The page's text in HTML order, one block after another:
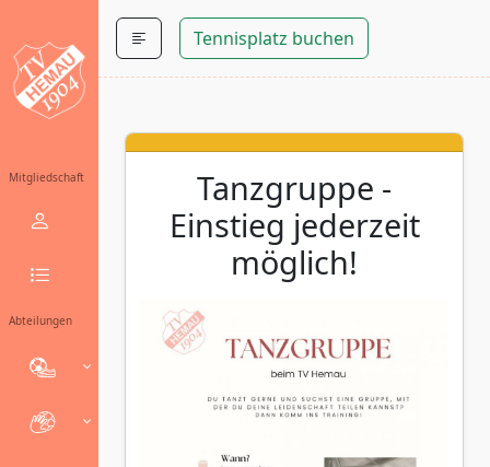
Mitgliedschaft
Abteilungen
Tennisplatz buchen
Tanzgruppe -
Einstieg jederzeit
möglich!